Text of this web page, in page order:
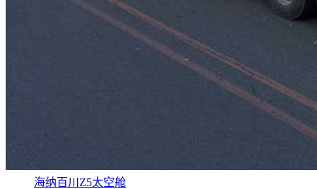
海纳百川Z5太空舱